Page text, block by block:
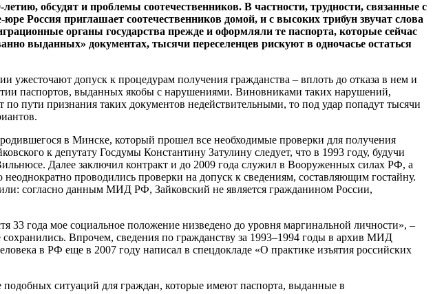
обсудят и проблемы соотечественников. В частности, трудности, связанные с
Россия приглашает соотечественников домой, и с высоких трибун звучат слова
органы государства прежде и оформляли те паспорта, которые сейчас
выданных» документах, тысячи переселенцев рискуют в одночасье остаться
ужесточают допуск к процедурам получения гражданства – вплоть до отказа в нем и
паспортов, выданных якобы с нарушениями. Виновниками таких нарушений,
пути признания таких документов недействительными, то под удар попадут тысячи
в Минске, который прошел все необходимые проверки для получения
к депутату Госдумы Константину Затулину следует, что в 1993 году, будучи
Далее заключил контракт и до 2009 года служил в Вооруженных силах РФ, а
проводились проверки на допуск к сведениям, составляющим гостайну.
согласно данным МИД РФ, Зайковский не является гражданином России,
33 года мое социальное положение низведено до уровня маргинальной личности», –
сохранились. Впрочем, сведения по гражданству за 1993–1994 годы в архив МИД
в РФ еще в 2007 году написал в спецдокладе «О практике изъятия российских
ситуаций для граждан, которые имеют паспорта, выданные в